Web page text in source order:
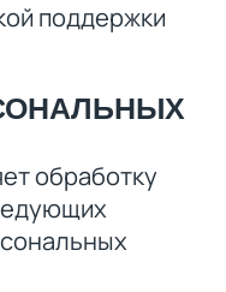
поддержки
обработку